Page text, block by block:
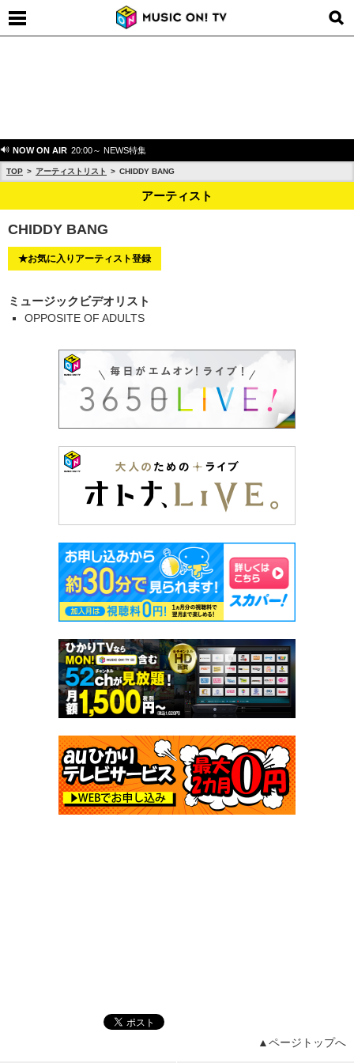
NOW ON AIR 20:00～ NEWS特集
TOP アーティストリスト CHIDDY BANG
アーティスト
CHIDDY BANG
★お気に入りアーティスト登録
ミュージックビデオリスト
OPPOSITE OF ADULTS
▲ページトップへ